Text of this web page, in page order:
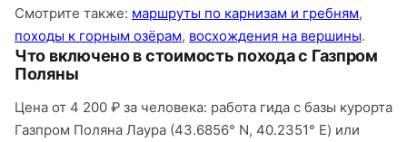
Смотрите также: маршруты по карнизам и гребням,
походы к горным озёрам, восхождения на вершины.
Что включено в стоимость похода с Газпром
Поляны
Цена от 4 200 ₽ за человека: работа гида с базы курорта
Газпром Поляна Лаура (43.6856° N, 40.2351° E) или